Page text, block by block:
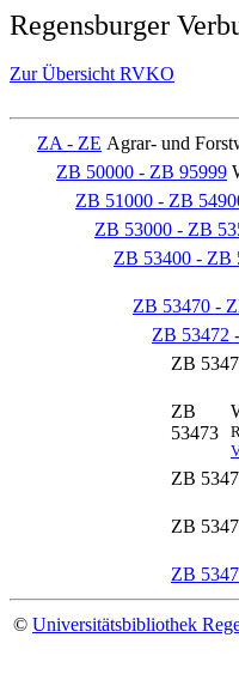
Regensburger
Zur Übersicht RVKO
ZA - ZE Agrar- und
ZB 50000 - ZB 95999
ZB 51000 - ZB
ZB 53000 - ZB
ZB 53400 - ZB
ZB 53470 -
ZB 53472
ZB
ZB
53473
ZB
ZB
ZB
© Universitätsbibliothek